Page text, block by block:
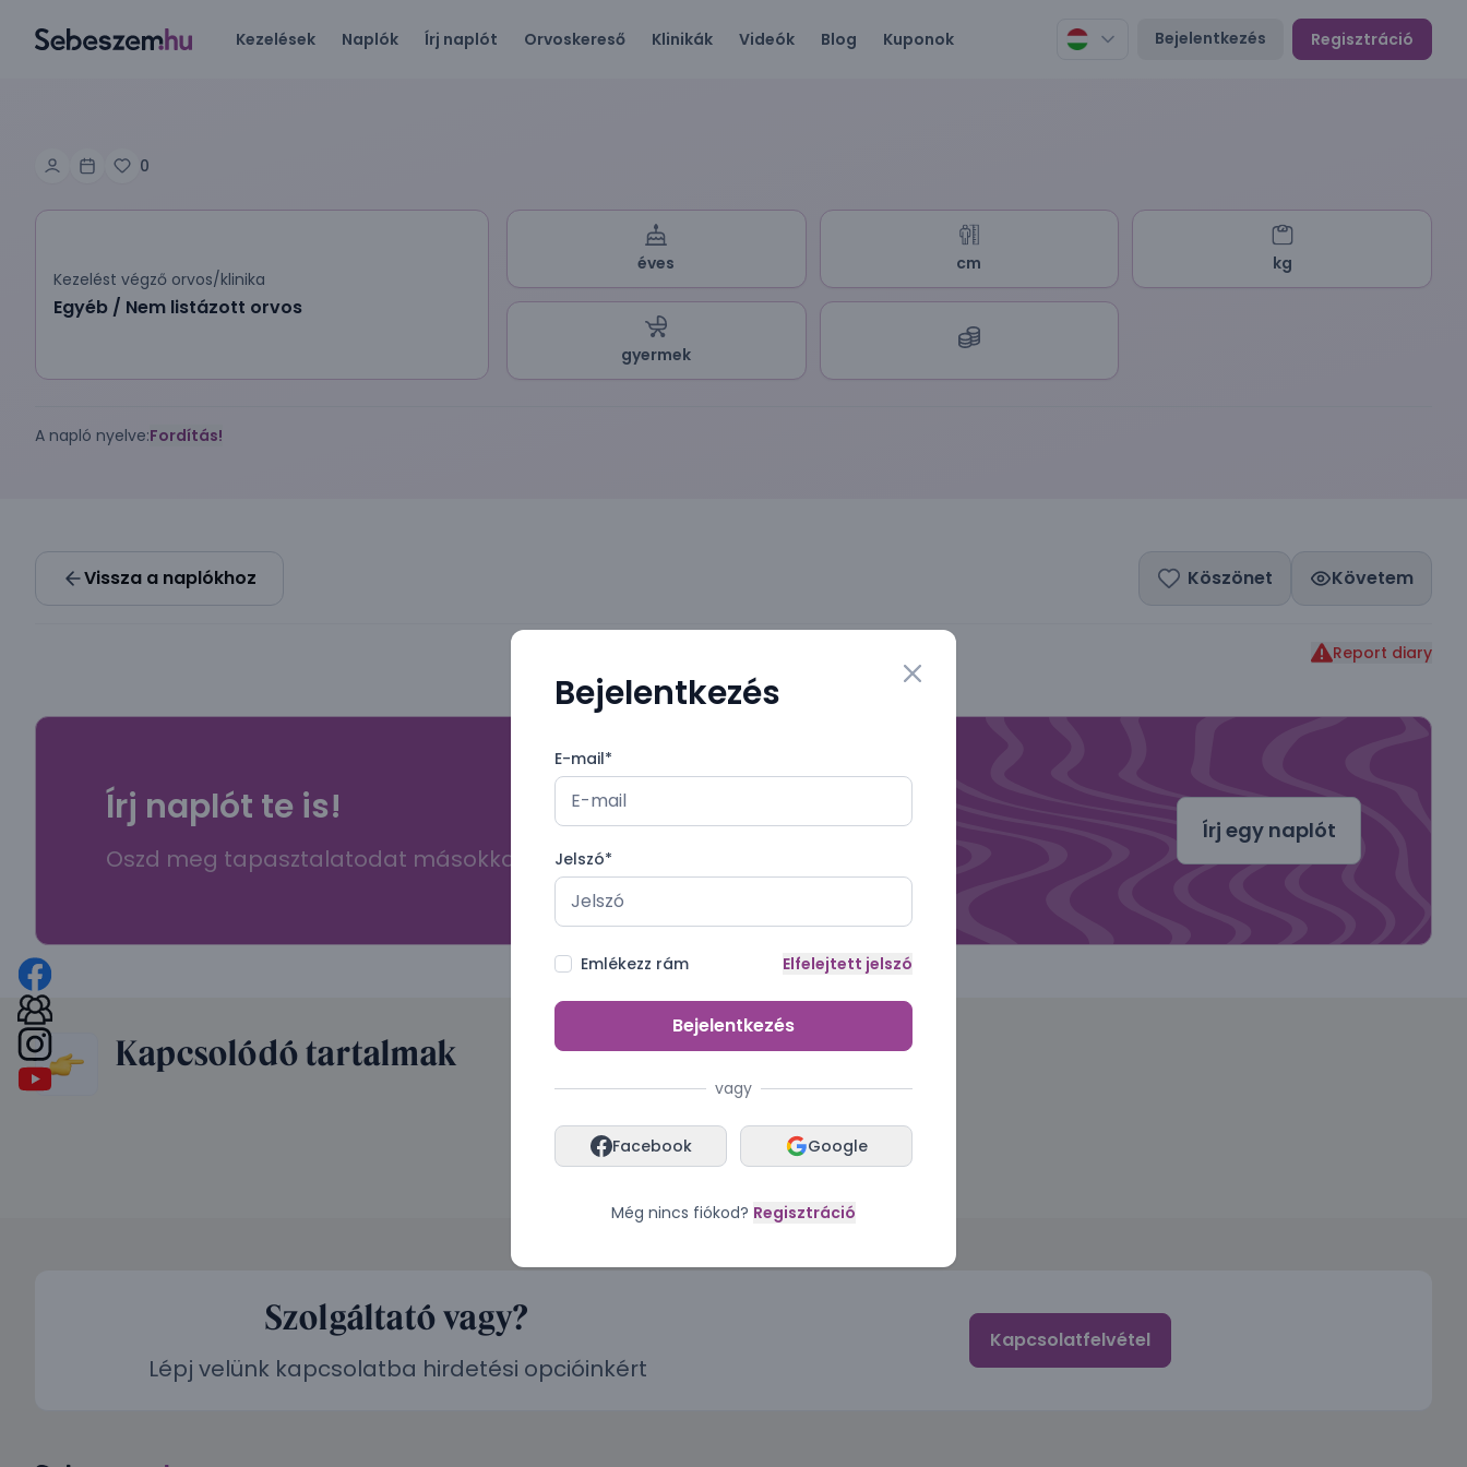
Bejelentkezés Regisztráció
Kezelések Naplók Írj naplót Orvoskereső Klinikák Videók Blog Kuponok
0
Kezelést végző orvos/klinika
Egyéb / Nem listázott orvos
éves cm kg
gyermek
A napló nyelve:Fordítás!
Vissza a naplókhoz Köszönet Követem
Report diary
Írj naplót te is!
Oszd meg tapasztalatodat másokkal
Írj egy naplót
Kapcsolódó tartalmak
Szolgáltató vagy?
Lépj velünk kapcsolatba hirdetési opcióinkért
Kapcsolatfelvétel
Bejelentkezés Close modal
E-mail*
Jelszó*
Emlékezz rám Elfelejtett jelszó
Bejelentkezés
vagy
Facebook Google
Még nincs fiókod? Regisztráció